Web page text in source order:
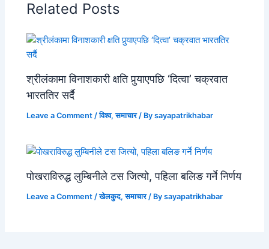
Related Posts
श्रीलंकामा विनाशकारी क्षति पुर्‍याएपछि ‘दित्वा’ चक्रवात
भारततिर सर्दै
Leave a Comment /विश्व,समाचार/ Bysayapatrikhabar
पोखराविरुद्ध लुम्बिनीले टस जित्यो, पहिला बलिङ गर्ने निर्णय
Leave a Comment /खेलकुद,समाचार/ Bysayapatrikhabar